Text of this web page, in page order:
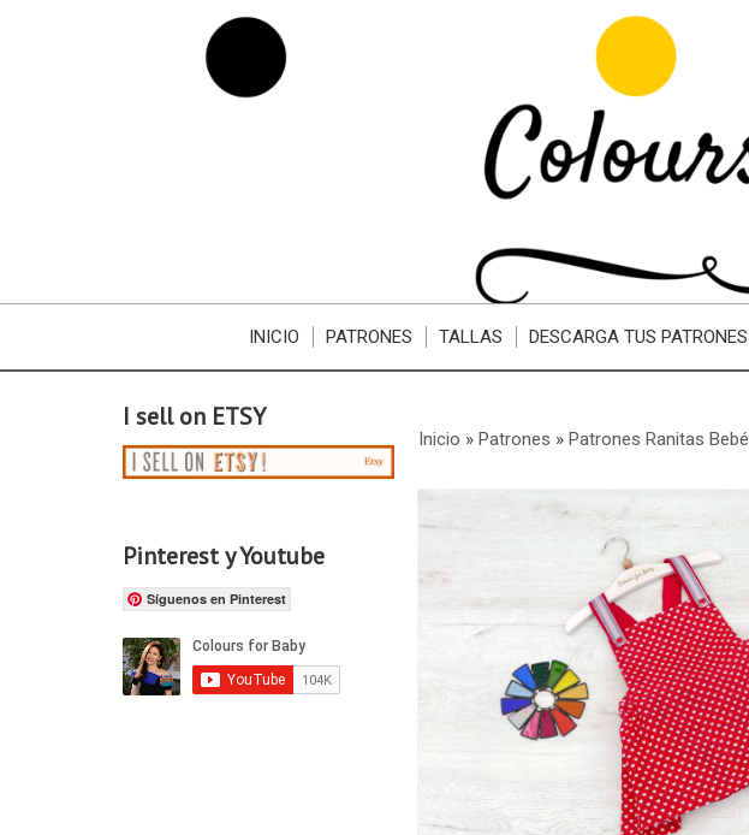
INICIO PATRONES TALLAS DESCARGA TUS PATRONES
I sell on ETSY
Pinterest y Youtube
Síguenos en Pinterest
Inicio » Patrones » Patrones Ranitas Bebé